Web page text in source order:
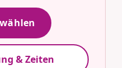
& Zeiten